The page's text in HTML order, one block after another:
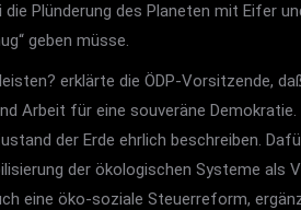
Plünderung des Planeten mit Eifer
geben müsse.
erklärte die ÖDP-Vorsitzende,
Arbeit für eine souveräne
der Erde ehrlich beschreiben.
der ökologischen Systeme
eine öko-soziale Steuerreform,